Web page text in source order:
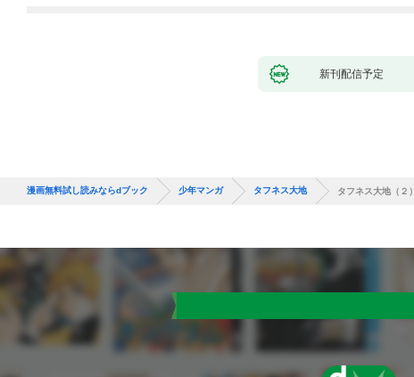
新刊配信予定
漫画無料試し読みならdブック 少年マンガ タフネス大地 タフネス大地（２）